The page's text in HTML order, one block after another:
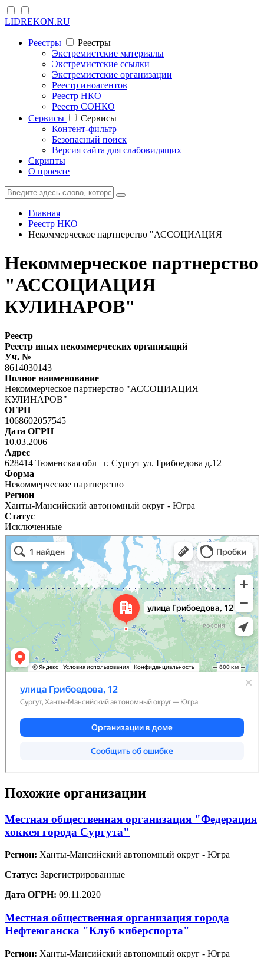
LIDREKON.RU
Реестры
Реестры
Экстремистские материалы
Экстремистские ссылки
Экстремистские организации
Реестр иноагентов
Реестр НКО
Реестр СОНКО
Cервисы
Cервисы
Контент-фильтр
Безопасный поиск
Версия сайта для слабовидящих
Скрипты
О проекте
Главная
Реестр НКО
Некоммерческое партнерство "АССОЦИАЦИЯ
Некоммерческое партнерство
"АССОЦИАЦИЯ
КУЛИНАРОВ"
Реестр
Реестр иных некоммерческих организаций
Уч. №
8614030143
Полное наименование
Некоммерческое партнерство "АССОЦИАЦИЯ
КУЛИНАРОВ"
ОГРН
1068602057545
Дата ОГРН
10.03.2006
Адрес
628414 Тюменская обл г. Сургут ул. Грибоедова д.12
Форма
Некоммерческое партнерство
Регион
Ханты-Мансийский автономный округ - Югра
Статус
Исключенные
Похожие организации
Местная общественная организация "Федерация
хоккея города Сургута"
Регион: Ханты-Мансийский автономный округ - Югра
Статус: Зарегистрированные
Дата ОГРН: 09.11.2020
Местная общественная организация города
Нефтеюганска "Клуб киберспорта"
Регион: Ханты-Мансийский автономный округ - Югра